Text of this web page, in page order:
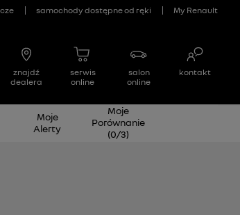
Moje
Alerty
Moje
Porównanie
(0/3)